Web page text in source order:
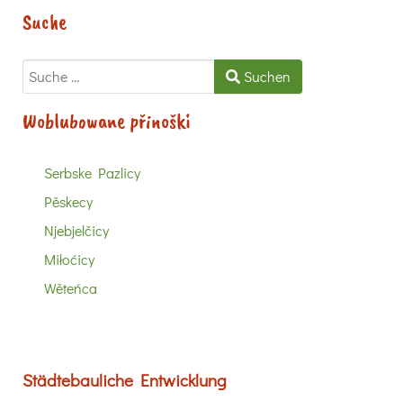
Suche
Suchen Suchen
Woblubowane přinoški
Serbske Pazlicy
Pěskecy
Njebjelčicy
Miłoćicy
Wěteńca
Städtebauliche Entwicklung